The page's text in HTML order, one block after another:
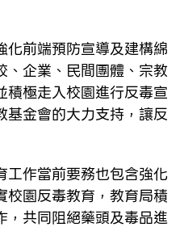
前端預防宣導及建構綿
、企業、民間團體、宗教
積極走入校園進行反毒宣
基金會的大力支持，讓反
工作當前要務也包含強化
校園反毒教育，教育局積
，共同阻絕藥頭及毒品進